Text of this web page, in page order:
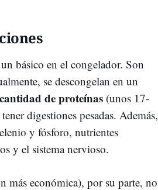
básico en el congelador. Son
se descongelan en un
de proteínas (unos 17-
digestiones pesadas. Además,
y fósforo, nutrientes
y el sistema nervioso.
más económica), por su parte, no